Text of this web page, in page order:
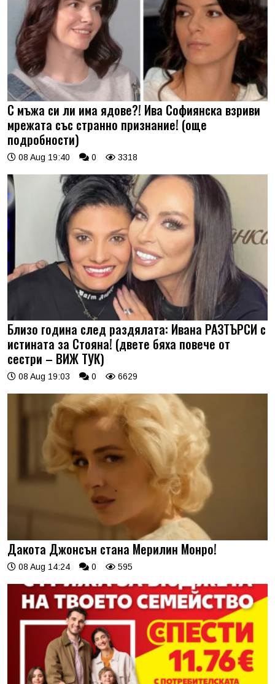
С мъжа си ли има ядове?! Ива Софиянска взриви
мрежата със странно признание! (още
подробности)
08 Aug 19:40 0 3318
Близо година след раздялата: Ивана РАЗТЪРСИ с
истината за Стояна! (двете бяха повече от
сестри – ВИЖ ТУК)
08 Aug 19:03 0 6629
Дакота Джонсън стана Мерилин Монро!
08 Aug 14:24 0 595